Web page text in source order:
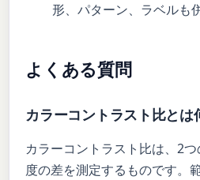
形、パターン、ラベルも
よくある質問
カラーコントラスト比とは
カラーコントラスト比は、2
度の差を測定するものです。